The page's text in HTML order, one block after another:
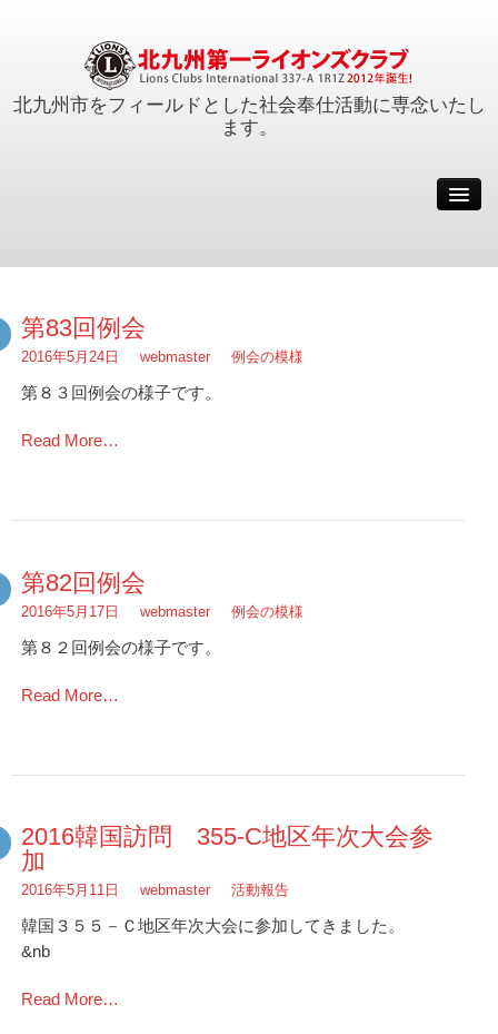
北九州市をフィールドとした社会奉仕活動に専念いたし
ます。
活動報告
事務局
サイトマップ
会長メッセージ
第83回例会
2016年5月24日 webmaster 例会の模様
第８３回例会の様子です。
Read More…
第82回例会
2016年5月17日 webmaster 例会の模様
第８２回例会の様子です。
Read More…
2016韓国訪問 355-C地区年次大会参
加
2016年5月11日 webmaster 活動報告
韓国３５５－Ｃ地区年次大会に参加してきました。
&nb
Read More…